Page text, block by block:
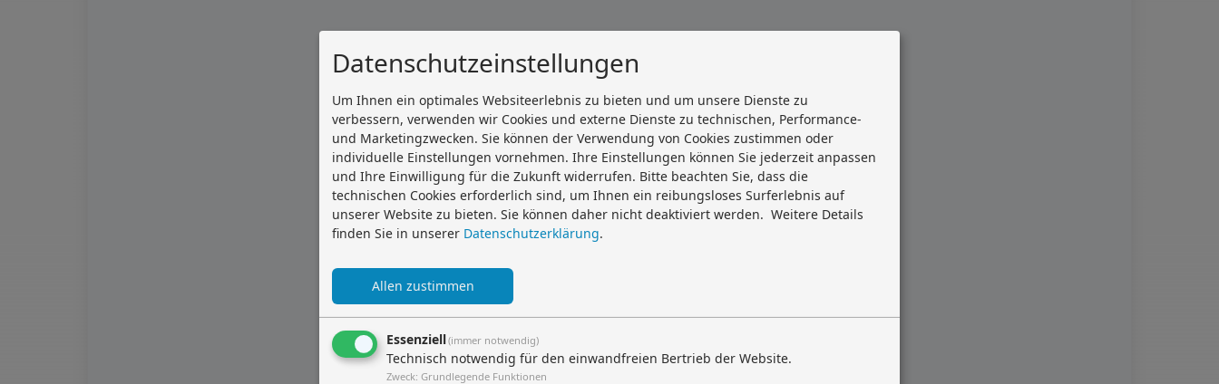
Baufinanzierung: Angebote
Baufinanzierung: Vorteile
Baufinanzierung: Anfrage
Kontakt
Sitemap
Datenschutzeinstellungen
Datenschutzeinstellungen
Um Ihnen ein optimales Websiteerlebnis zu bieten und um unsere Dienste zu
verbessern, verwenden wir Cookies und externe Dienste zu technischen, Performance-
und Marketingzwecken. Sie können der Verwendung von Cookies zustimmen oder
individuelle Einstellungen vornehmen. Ihre Einstellungen können Sie jederzeit anpassen
und Ihre Einwilligung für die Zukunft widerrufen. Bitte beachten Sie, dass die
technischen Cookies erforderlich sind, um Ihnen ein reibungsloses Surferlebnis auf
unserer Website zu bieten. Sie können daher nicht deaktiviert werden. Weitere Details
finden Sie in unserer Datenschutzerklärung.
Allen zustimmen
Essenziell(immer notwendig)
Technisch notwendig für den einwandfreien Bertrieb der Website.
Zweck: Grundlegende Funktionen